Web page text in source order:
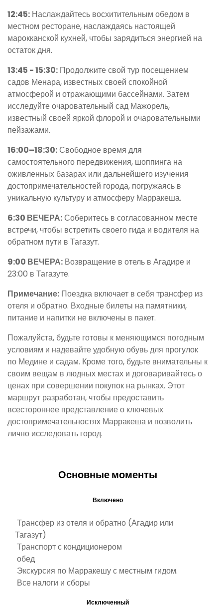
12:45: Наслаждайтесь восхитительным обедом в
местном ресторане, наслаждаясь настоящей
марокканской кухней, чтобы зарядиться энергией на
остаток дня.
13:45 - 15:30: Продолжите свой тур посещением
садов Менара, известных своей спокойной
атмосферой и отражающими бассейнами. Затем
исследуйте очаровательный сад Мажорель,
известный своей яркой флорой и очаровательными
пейзажами.
16:00–18:30:Свободное время для
самостоятельного передвижения, шоппинга на
оживленных базарах или дальнейшего изучения
достопримечательностей города, погружаясь в
уникальную культуру и атмосферу Марракеша.
6:30 ВЕЧЕРА:Соберитесь в согласованном месте
встречи, чтобы встретить своего гида и водителя на
обратном пути в Тагазут.
9:00 ВЕЧЕРА: Возвращение в отель в Агадире и
23:00 в Тагазуте.
Примечание: Поездка включает в себя трансфер из
отеля и обратно. Входные билеты на памятники,
питание и напитки не включены в пакет.
Пожалуйста, будьте готовы к меняющимся погодным
условиям и надевайте удобную обувь для прогулок
по Медине и садам. Кроме того, будьте внимательны к
своим вещам в людных местах и договаривайтесь о
ценах при совершении покупок на рынках. Этот
маршрут разработан, чтобы предоставить
всестороннее представление о ключевых
достопримечательностях Марракеша и позволить
лично исследовать город.
Основные моменты
Включено
Трансфер из отеля и обратно (Агадир или
Тагазут)
Транспорт с кондиционером
обед
Экскурсия по Марракешу с местным гидом.
Все налоги и сборы
Исключенный